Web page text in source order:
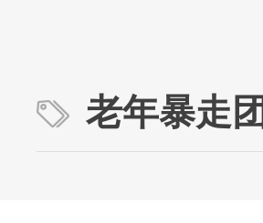
老年暴走团